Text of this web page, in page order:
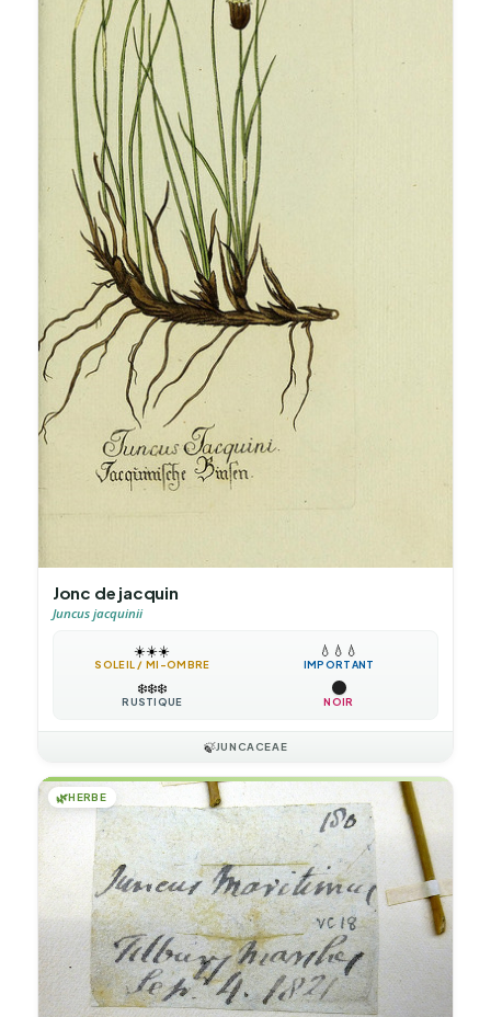
Jonc de jacquin
Juncus jacquinii
☀️☀️☀️
SOLEIL / MI-OMBRE
💧 💧 💧
IMPORTANT
❄️❄️❄️
RUSTIQUE NOIR
🍃JUNCACEAE
🌿HERBE